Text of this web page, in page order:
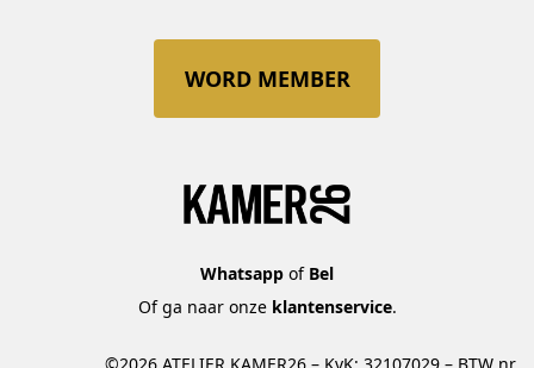
WORD MEMBER
Whatsapp of Bel
Of ga naar onze klantenservice.